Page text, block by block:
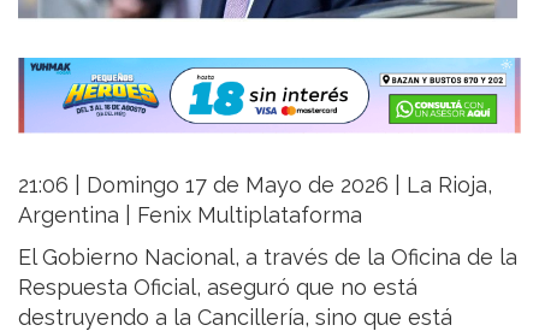
21:06 | Domingo 17 de Mayo de 2026 | La Rioja,
Argentina | Fenix Multiplataforma
El Gobierno Nacional, a través de la Oficina de la
Respuesta Oficial, aseguró que no está
destruyendo a la Cancillería, sino que está